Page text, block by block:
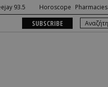
93.5 Horoscope Pharmacies
SUBSCRIBE